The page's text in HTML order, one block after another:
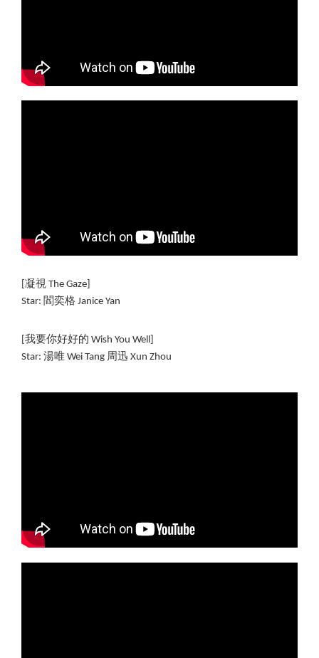
[凝視 The Gaze]
Star: 閻奕格 Janice Yan
我要你好好的 Wish You Well]
Star: 湯唯 Wei Tang 周迅 Xun Zhou